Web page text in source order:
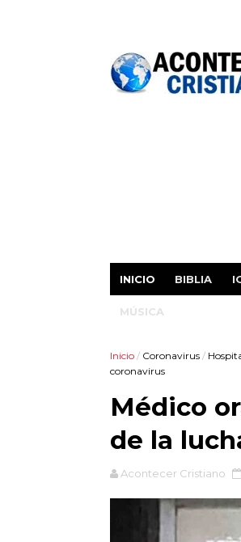
INICIO BIBLIA
MÚSICA
Inicio / Coronavirus /
coronavirus
Médico
de la
Acontecer Cristiano